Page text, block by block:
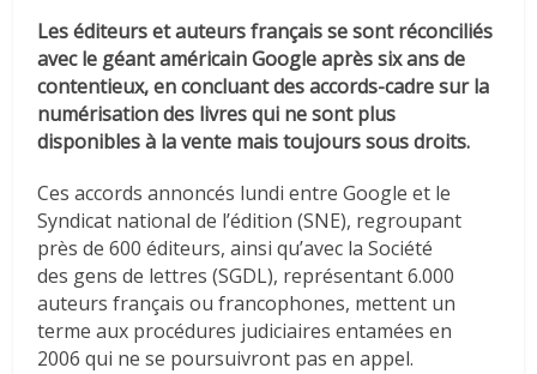
Les éditeurs et auteurs français se sont réconciliés
avec le géant américain Google après six ans de
contentieux, en concluant des accords-cadre sur la
numérisation des livres qui ne sont plus
disponibles à la vente mais toujours sous droits.
Ces accords annoncés lundi entre Google et le
Syndicat national de l’édition (SNE), regroupant
près de 600 éditeurs, ainsi qu’avec la Société
des gens de lettres (SGDL), représentant 6.000
auteurs français ou francophones, mettent un
terme aux procédures judiciaires entamées en
2006 qui ne se poursuivront pas en appel.